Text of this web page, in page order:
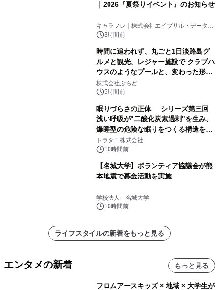
｜2026『夏祭りイベント』のお知らせ
キャラフレ｜株式会社エイプリル・データ・
デザインズ
3時間前
時間に追われず、丸ごと1日淡路島グ
ルメと観光、レジャー施設で クラブハ
ウスのようなプールと、変わった形の
サウナも 「THE BOXY AWAJI」のお
得な素泊まり連泊プランで
株式会社ぷらど
5時間前
眠りづらさの正体──シリーズ第三回
浅い呼吸が"二酸化炭素過剰"を生み、
爆睡型の危険な眠りをつくる構造を解
説
トラタニ株式会社
10時間前
【名城大学】ボランティア協議会が熊
本地震で募金活動を実施
学校法人 名城大学
10時間前
ライフスタイルの新着をもっと見る
エンタメの新着 もっと見る
フロムアースキッズ × 地域 × 大学生が